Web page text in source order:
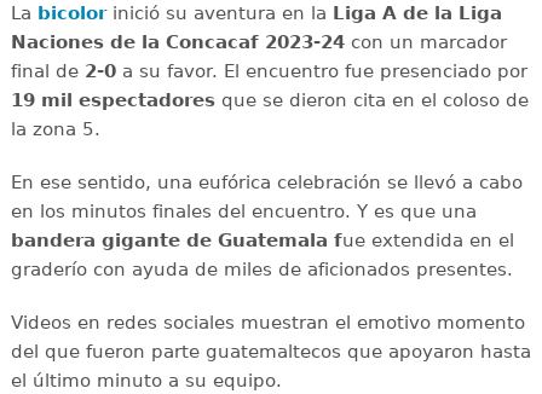
La bicolorinició su aventura en la Liga A de la Liga
Naciones de la Concacaf 2023-24con un marcador
final de2-0a su favor. El encuentro fue presenciado por
19 mil espectadoresque se dieron cita en el coloso de
la zona 5.
En ese sentido, una eufórica celebración se llevó a cabo
en los minutos finales del encuentro. Y es que una
bandera gigante de Guatemala fue extendida en el
graderío con ayuda de miles de aficionados presentes.
Videos en redes sociales muestran el emotivo momento
del que fueron parte guatemaltecos que apoyaron hasta
el último minuto a su equipo.